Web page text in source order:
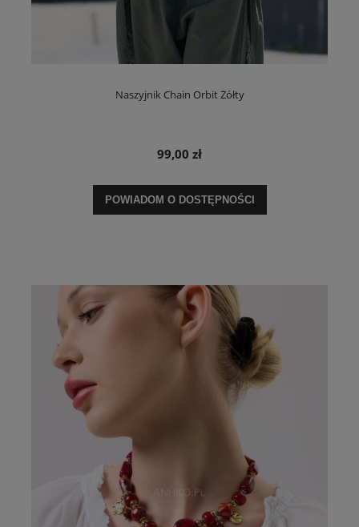
Naszyjnik Chain Orbit Żółty
99,00 zł
POWIADOM O DOSTĘPNOŚCI